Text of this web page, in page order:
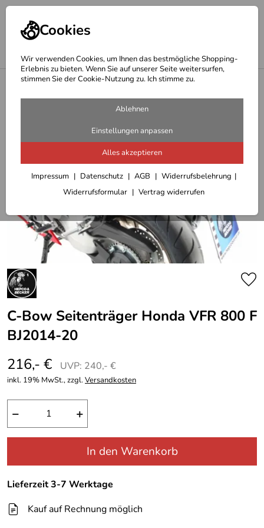
Cookies
Wir verwenden Cookies, um Ihnen das bestmögliche Shopping-
Erlebnis zu bieten. Wenn Sie auf unserer Seite weitersurfen,
stimmen Sie der Cookie-Nutzung zu. Ich stimme zu.
Ablehnen
Einstellungen anpassen
Alles akzeptieren
Impressum Datenschutz AGB
Widerrufsbelehrung
Widerrufsformular
Vertrag widerrufen
Hepco Becker Träger
C-Bow Seitenträger Honda VFR 800 F
BJ2014-20
216,- €
UVP: 240,- €
inkl. 19% MwSt., zzgl.Versandkosten
− +
In den Warenkorb
Lieferzeit 3-7 Werktage
Kauf auf Rechnung möglich